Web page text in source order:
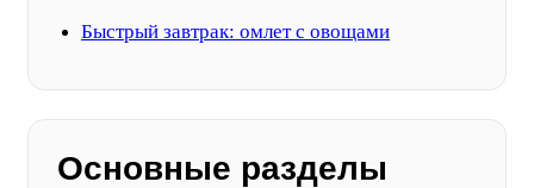
Быстрый завтрак: омлет с овощами
Основные разделы